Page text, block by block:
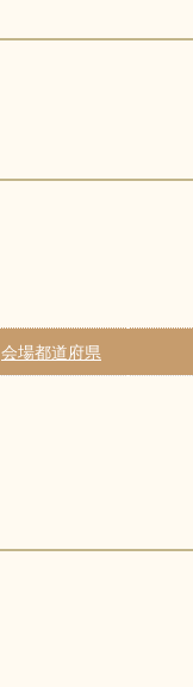
会場都道府県